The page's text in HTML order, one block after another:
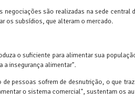
negociações são realizadas na sede
os subsídios, que alteram o mercado.
o suficiente para alimentar sua
a insegurança alimentar".
pessoas sofrem de desnutrição, o que
o sistema comercial", sustentam os